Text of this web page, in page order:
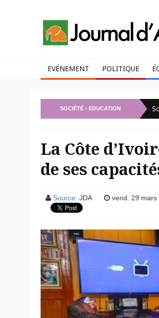
EVÉNEMENT POLITIQUE
SOCIÉTÉ EDUCATION
La Côte
de ses
Source: JDA vend. 29 mars